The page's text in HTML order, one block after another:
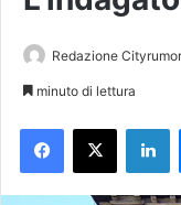
Redazione
minuto di lettura